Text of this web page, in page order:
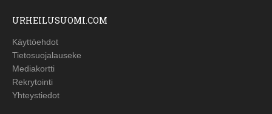
URHEILUSUOMI.COM
Käyttöehdot
Tietosuojalauseke
Mediakortti
Rekrytointi
Yhteystiedot